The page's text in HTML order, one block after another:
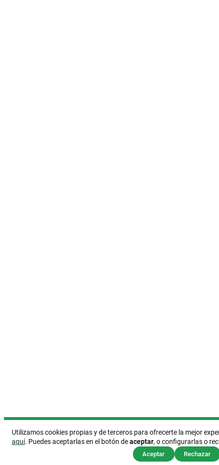
Utilizamos cookies propias y de terceros para ofrecerte la mejor
aquí. Puedes aceptarlas en el botón deaceptar, o configurarlas o
Aceptar Rechazar